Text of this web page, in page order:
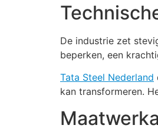
De industrie zet
beperken, een
Tata Steel Nederland
kan transformeren.